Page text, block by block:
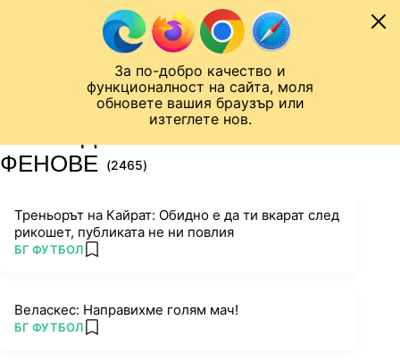
За по-добро качество и
функционалност на сайта, моля
обновете вашия браузър или
изтеглете нов.
Към съдържанието
Лига на Конференциите
ФЕНОВЕ (2465)
Треньорът на Кайрат: Обидно е да ти вкарат след
рикошет, публиката не ни повлия
ПОВЕЧЕ ОТ
БГ ФУТБОЛ add favorites
Веласкес: Направихме голям мач!
ПОВЕЧЕ ОТ
БГ ФУТБОЛ add favorites